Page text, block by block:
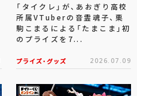
「タイクレ」が、あおぎり高校
所属VTuberの音霊魂子、栗
駒こまるによる「たまこま」初
のプライズを7...
プライズ・グッズ 2026.07.09